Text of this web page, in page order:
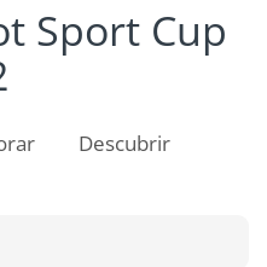
Sport Cup
Descubrir